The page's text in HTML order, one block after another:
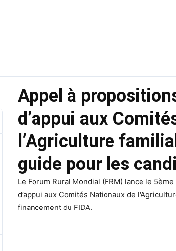
Appel à
d’appui aux
l’Agriculture
guide pour les
Le Forum Rural Mondial (FRM) lance le
d’appui aux Comités Nationaux de
financement du FIDA.